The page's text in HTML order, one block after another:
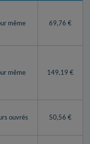
même 69,76 €
même 149,19 €
ouvrés 50,56 €